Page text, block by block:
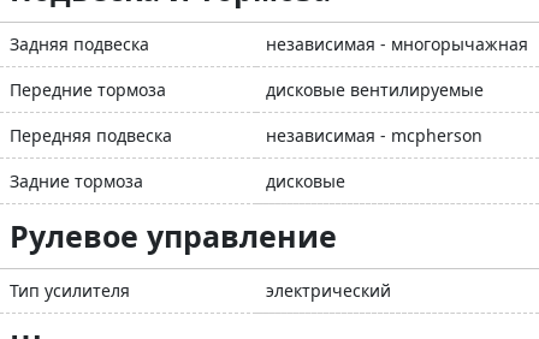
Задняя подвеска
независимая - многорычажная
Передние тормоза
дисковые вентилируемые
Передняя подвеска
независимая - mcpherson
Задние тормоза
дисковые
Рулевое управление
Тип усилителя электрический